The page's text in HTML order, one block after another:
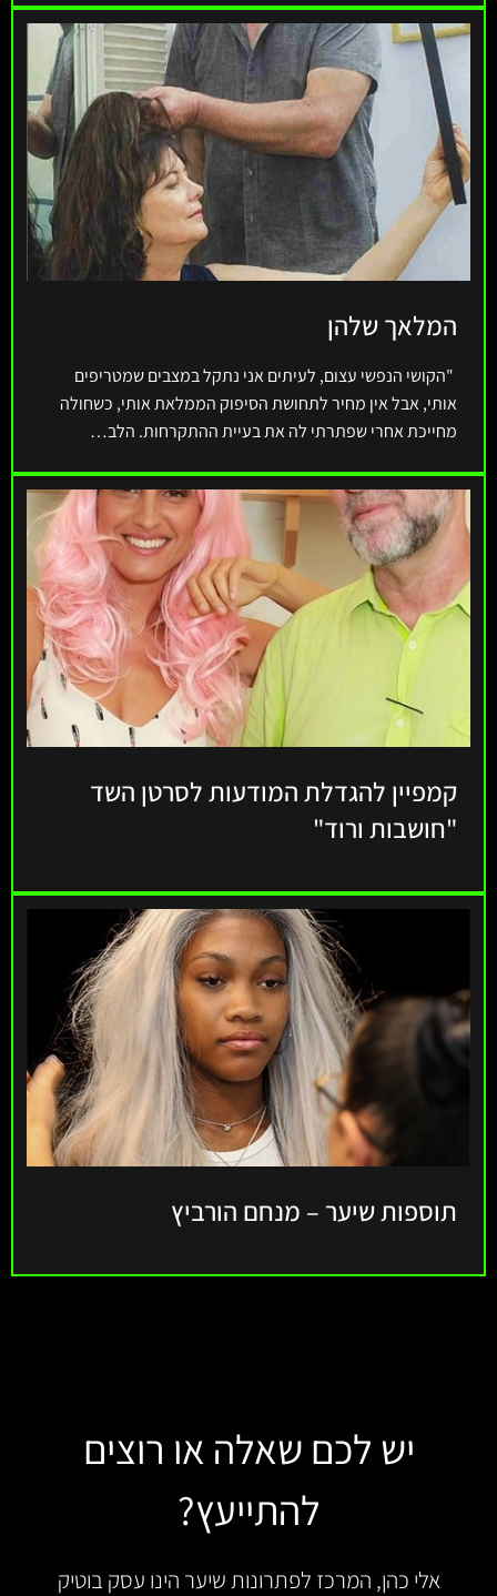
המלאך שלהן
"הקושי הנפשי עצום, לעיתים אני נתקל במצבים שמטריפים
אותי, אבל אין מחיר לתחושת הסיפוק הממלאת אותי, כשחולה
מחייכת אחרי שפתרתי לה את בעיית ההתקרחות. הלב…
קמפיין להגדלת המודעות לסרטן השד
"חושבות ורוד"
תוספות שיער – מנחם הורביץ
יש לכם שאלה או רוצים
להתייעץ?
אלי כהן, המרכז לפתרונות שיער הינו עסק בוטיק